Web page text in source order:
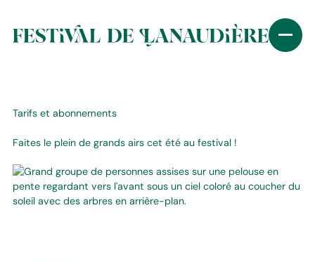
Tarifs et abonnements
Faites le plein de grands airs cet été au festival !